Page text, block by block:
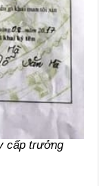
cấp trưởng